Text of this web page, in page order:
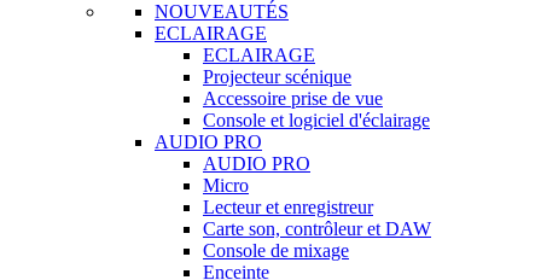
NOUVEAUTÉS
ECLAIRAGE
ECLAIRAGE
Projecteur scénique
Accessoire prise de vue
Console et logiciel d'éclairage
AUDIO PRO
AUDIO PRO
Micro
Lecteur et enregistreur
Carte son, contrôleur et DAW
Console de mixage
Enceinte